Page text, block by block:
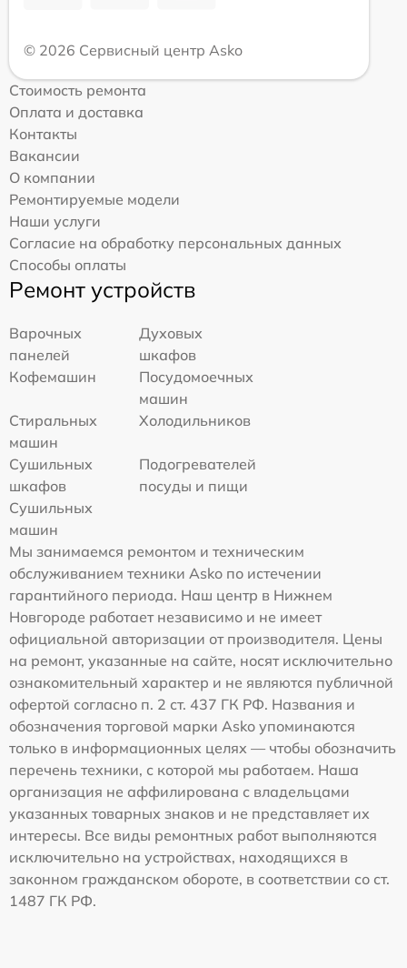
© 2026 Сервисный центр Asko
Стоимость ремонта
Оплата и доставка
Контакты
Вакансии
О компании
Ремонтируемые модели
Наши услуги
Согласие на обработку персональных данных
Способы оплаты
Ремонт устройств
Варочных
панелей
Духовых
шкафов
Кофемашин
Посудомоечных
машин
Стиральных
машин
Холодильников
Сушильных
шкафов
Подогревателей
посуды и пищи
Сушильных
машин
Мы занимаемся ремонтом и техническим
обслуживанием техники Asko по истечении
гарантийного периода. Наш центр в Нижнем
Новгороде работает независимо и не имеет
официальной авторизации от производителя. Цены
на ремонт, указанные на сайте, носят исключительно
ознакомительный характер и не являются публичной
офертой согласно п. 2 ст. 437 ГК РФ. Названия и
обозначения торговой марки Asko упоминаются
только в информационных целях — чтобы обозначить
перечень техники, с которой мы работаем. Наша
организация не аффилирована с владельцами
указанных товарных знаков и не представляет их
интересы. Все виды ремонтных работ выполняются
исключительно на устройствах, находящихся в
законном гражданском обороте, в соответствии со ст.
1487 ГК РФ.